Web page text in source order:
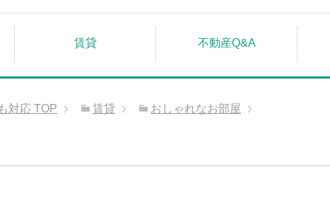
賃貸 不動産Q&A
対応 TOP 賃貸
おしゃれなお部屋